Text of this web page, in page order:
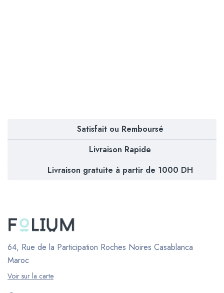
Satisfait ou Remboursé
Livraison Rapide
Livraison gratuite à partir de 1000 DH
64, Rue de la Participation Roches Noires Casablanca
Maroc
Voir sur la carte